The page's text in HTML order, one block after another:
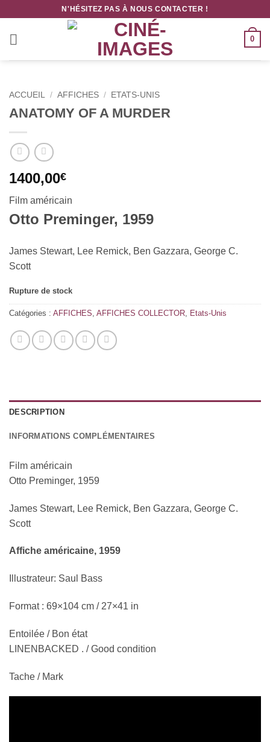
contenu
N'HÉSITEZ PAS À NOUS CONTACTER !
0
ACCUEIL / AFFICHES / ETATS-UNIS
ANATOMY OF A MURDER
1400,00€
Film américain
Otto Preminger, 1959
James Stewart, Lee Remick, Ben Gazzara, George C.
Scott
Rupture de stock
Catégories : AFFICHES AFFICHES COLLECTOR Etats-Unis
DESCRIPTION
INFORMATIONS COMPLÉMENTAIRES
Film américain
Otto Preminger, 1959
James Stewart, Lee Remick, Ben Gazzara, George C.
Scott
Affiche américaine, 1959
Illustrateur: Saul Bass
Format : 69×104 cm / 27×41 in
Entoilée / Bon état
LINENBACKED . / Good condition
Tache / Mark